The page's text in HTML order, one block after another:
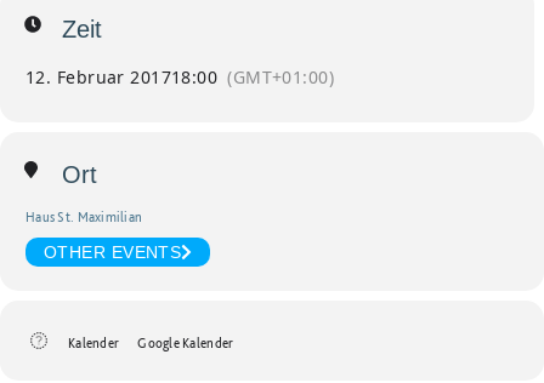
Zeit
12. Februar 201718:00 (GMT+01:00)
Ort
Haus St. Maximilian
OTHER EVENTS
Kalender Google Kalender